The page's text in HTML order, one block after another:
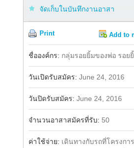
จัดเก็บในบันทึกงานอาสา
Print Add to
Facebook
ชื่อองค์กร: กลุ่มรอยยิ้มของพ่อ รอย
วันเปิดรับสมัคร: June 24, 2016
วันปิดรับสมัคร: June 24, 2016
จำนวนอาสาสมัครที่รับ: 50
ค่าใช้จ่าย: เดินทางกับรถที่โครงกา